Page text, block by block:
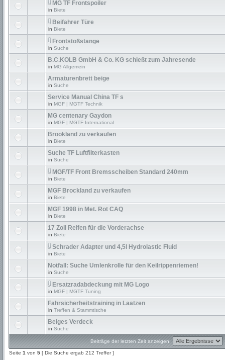
MG TF Frontspoiler
in Biete
Beifahrer Türe
in Biete
Frontstoßstange
in Suche
B.C.KOLB GmbH & Co. KG schießt zum Jahresende
in MG Allgemein
Armaturenbrett beige
in Suche
Service Manual China TF s
in MGF | MGTF Technik
MG centenary Gaydon
in MGF | MGTF International
Brookland zu verkaufen
in Biete
Suche TF Luftfilterkasten
in Suche
MGF/TF Front Bremsscheiben Standard 240mm
in Biete
MGF Brockland zu verkaufen
in Biete
MGF 1998 in Met. Rot CAQ
in Biete
17 Zoll Reifen für die Vorderachse
in Biete
Schrader Adapter und 4,5l Hydrolastic Fluid
in Biete
Notfall: Suche Umlenkrolle für den Keilrippenriemen!
in Suche
Ersatzradabdeckung mit MG Logo
in MGF | MGTF Tuning
Fahrsicherheitstraining in Laatzen
in Treffen & Stammtische
Beiges Verdeck
in Suche
Beiträge der letzten Zeit anzeigen:
Seite 1 von 5 [ Die Suche ergab 212 Treffer ]